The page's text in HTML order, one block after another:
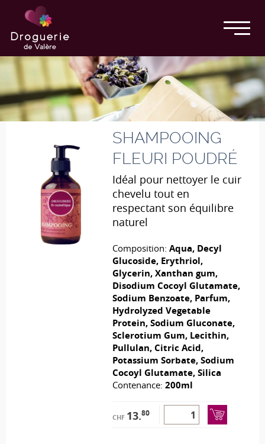
SHAMPOOING
FLEURI POUDRÉ
Idéal pour nettoyer le cuir
chevelu tout en
respectant son équilibre
naturel
Composition: Aqua, Decyl
Glucoside, Erythriol,
Glycerin, Xanthan gum,
Disodium Cocoyl Glutamate,
Sodium Benzoate, Parfum,
Hydrolyzed Vegetable
Protein, Sodium Gluconate,
Sclerotium Gum, Lecithin,
Pullulan, Citric Acid,
Potassium Sorbate, Sodium
Cocoyl Glutamate, Silica
Contenance: 200ml
CHF 13.80